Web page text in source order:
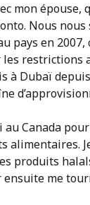
mon
Nous
pays en
les restrictions
à Dubaï
Canada
alimentaires.
produits
ensuite me